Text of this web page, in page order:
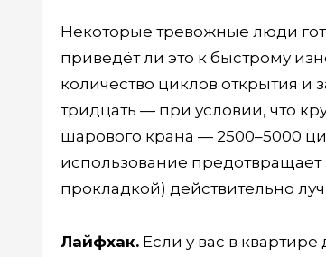
Некоторые тревожные люди
приведёт ли это к быстрому
количество циклов открытия и
тридцать — при условии, что
шарового крана — 2500–5000
использование предотвращает
прокладкой) действительно
Лайфхак. Если у вас в